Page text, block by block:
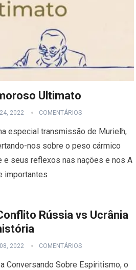
Ultimato
2022 COMENTÁRIOS
especial transmissão de Murielh,
nos sobre o peso cármico
e seus reflexos nas nações e nos A
importantes
Rússia vs Ucrânia
2022 COMENTÁRIOS
Conversando Sobre Espiritismo, o